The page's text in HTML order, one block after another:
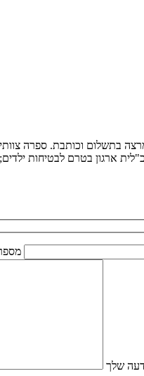
מרצה בתשלום וכותבת. ספרה
ארגון בטרם לבטיחות
שלך